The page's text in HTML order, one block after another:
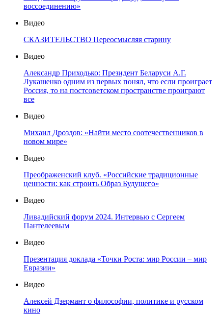
воссоединению»
Видео
СКАЗИТЕЛЬСТВО Переосмысляя старину
Видео
Александр Приходько: Президент Беларуси А.Г.
Лукашенко одним из первых понял, что если проиграет
Россия, то на постсоветском пространстве проиграют
все
Видео
Михаил Дроздов: «Найти место соотечественников в
новом мире»
Видео
Преображенский клуб. «Российские традиционные
ценности: как строить Образ Будущего»
Видео
Ливадийский форум 2024. Интервью с Сергеем
Пантелеевым
Видео
Презентация доклада «Точки Роста: мир России – мир
Евразии»
Видео
Алексей Дзермант о философии, политике и русском
кино